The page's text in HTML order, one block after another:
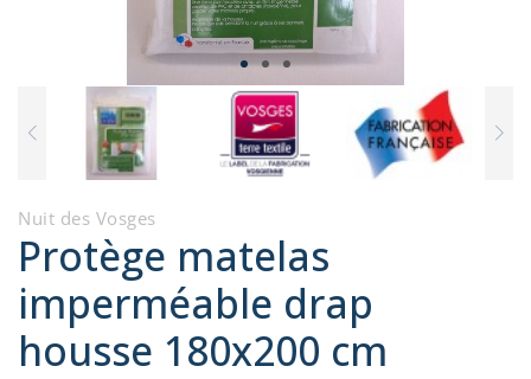
Nuit des Vosges
Protège matelas
imperméable drap
housse 180x200 cm